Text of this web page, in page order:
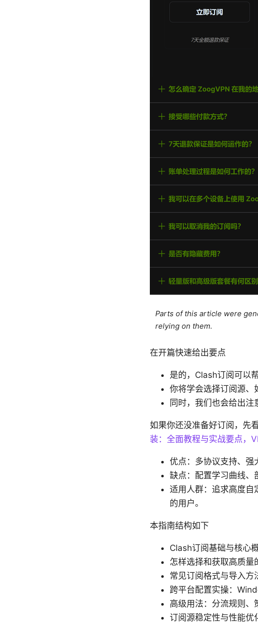
Parts of this article were
relying on them.
在开篇快速给出要点
是的，Clash订阅可以
你将学会选择订阅源、
同时，我们也会给出注
如果你还没准备好订阅，先
装：全面教程与实战要点，
优点：多协议支持、强
缺点：配置学习曲线、
适用人群：追求高度自
的用户。
本指南结构如下
Clash订阅基础与核心
怎样选择和获取高质量
常见订阅格式与导入方
跨平台配置实操：
高级用法：分流规则、
订阅源稳定性与性能优